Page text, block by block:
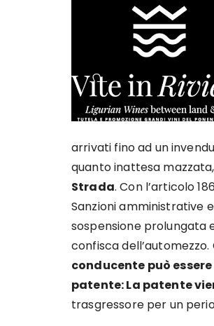
arrivati fino ad un
quanto inattesa
Strada. Con l’articolo
Sanzioni amministrative
sospensione prolungata
confisca dell’automezzo.
conducente può
patente: La patente
trasgressore per un